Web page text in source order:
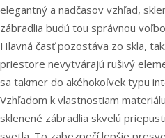
elegantný a nadčasov vzhľad,
zábradlia budú tou správnou
Hlavná časť pozostáva zo skla,
priestore nevytvárajú rušivý
sa takmer do akéhokoľvek typu
Vzhľadom k vlastnostiam
sklenené zábradlia skvelú